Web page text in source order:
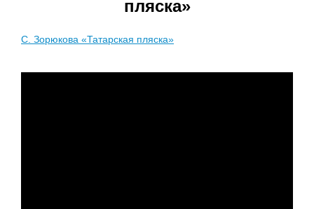
пляска»
С. Зорюкова «Татарская пляска»